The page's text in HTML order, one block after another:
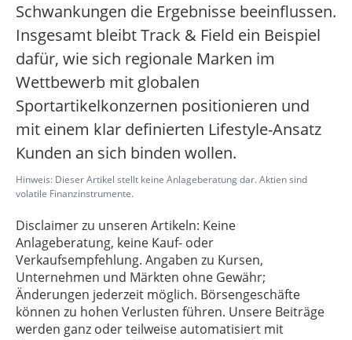
Schwankungen die Ergebnisse beeinflussen.
Insgesamt bleibt Track & Field ein Beispiel
dafür, wie sich regionale Marken im
Wettbewerb mit globalen
Sportartikelkonzernen positionieren und
mit einem klar definierten Lifestyle-Ansatz
Kunden an sich binden wollen.
Hinweis: Dieser Artikel stellt keine Anlageberatung dar. Aktien sind
volatile Finanzinstrumente.
Disclaimer zu unseren Artikeln: Keine
Anlageberatung, keine Kauf- oder
Verkaufsempfehlung. Angaben zu Kursen,
Unternehmen und Märkten ohne Gewähr;
Änderungen jederzeit möglich. Börsengeschäfte
können zu hohen Verlusten führen. Unsere Beiträge
werden ganz oder teilweise automatisiert mit